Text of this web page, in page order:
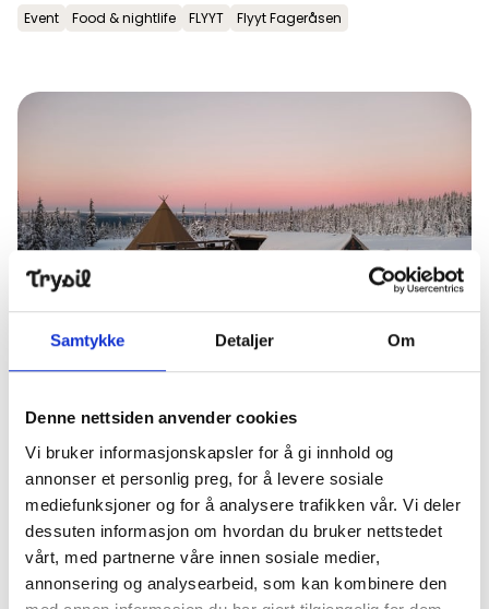
Samtykke Detaljer Om
Denne nettsiden anvender cookies
Vi bruker informasjonskapsler for å gi innhold og
annonser et personlig preg, for å levere sosiale
mediefunksjoner og for å analysere trafikken vår. Vi deler
dessuten informasjon om hvordan du bruker nettstedet
vårt, med partnerne våre innen sosiale medier,
annonsering og analysearbeid, som kan kombinere den
Useful information chevron_right
Summit 7.0m/s
10°C
Valley:4.0m/s
12°C
Open lifts:0/41 Open slopes:0/70
Weather and slope data is provided by
Institute and NRK
Event Food & nightlife FLYYT Flyyt Fageråsen
Velkommen til FLYYT i påsken.
Easter program 2025
Monday - Wednesday
Pre Afteski every day with great tunes
Thursday - Saturday
DJ Jarle makes a comeback and plays good tunes in